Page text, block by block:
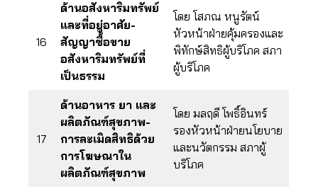
16
ด้านอสังหาริมทรัพย์
และที่อยู่อาศัย-
สัญญาซื้อขาย
อสังหาริมทรัพย์ที่
เป็นธรรม
โดย โสภณ หนูรัตน์
หัวหน้าฝ่ายคุ้มครองและ
พิทักษ์สิทธิผู้บริโภค สภา
ผู้บริโภค
17
ด้านอาหาร ยา และ
ผลิตภัณฑ์สุขภาพ-
การละเมิดสิทธิด้วย
การโฆษณาใน
ผลิตภัณฑ์สุขภาพ
โดย มลฤดี โพธิ์อินทร์
รองหัวหน้าฝ่ายนโยบาย
และนวัตกรรม สภาผู้
บริโภค